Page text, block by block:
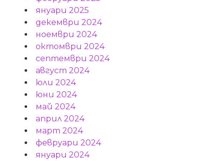
януари 2025
декември 2024
ноември 2024
октомври 2024
септември 2024
август 2024
юли 2024
юни 2024
май 2024
април 2024
март 2024
февруари 2024
януари 2024